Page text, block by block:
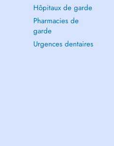
Hôpitaux de garde
Pharmacies de
garde
Urgences dentaires